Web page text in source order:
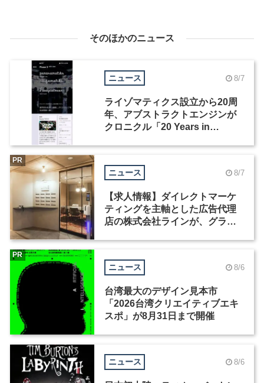
そのほかのニュース
ニュース 8/7
ライゾマティクス設立から20周
年、アブストラクトエンジンが
クロニクル「20 Years in
ニュース 8/7
【求人情報】ダイレクトマーケ
ティングを主軸とした広告代理
店の株式会社ラインが、グラフ
PR
ニュース 8/6
台湾最大のデザイン見本市
「2026台湾クリエイティブエキ
スポ」が8月31日まで開催
PR
ニュース 8/6